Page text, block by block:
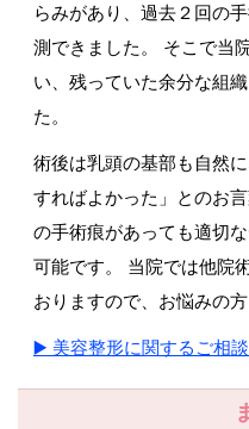
らみがあり、過去２回の
測できました。 そこで当
い、残っていた余分な組
た。
術後は乳頭の基部も自然
すればよかった」とのお
の手術痕があっても適切
可能です。 当院では他院
おりますので、お悩みの
▶️ 美容整形に関するご相